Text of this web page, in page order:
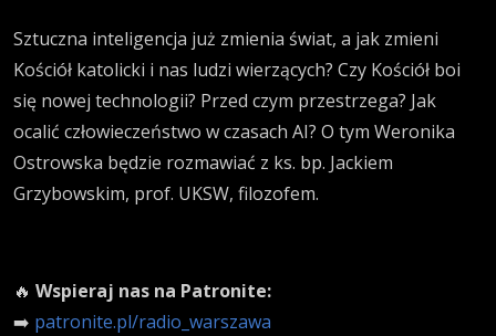
Sztuczna inteligencja już zmienia świat, a jak zmieni
Kościół katolicki i nas ludzi wierzących? Czy Kościół boi
się nowej technologii? Przed czym przestrzega? Jak
ocalić człowieczeństwo w czasach AI? O tym Weronika
Ostrowska będzie rozmawiać z ks. bp. Jackiem
Grzybowskim, prof. UKSW, filozofem.
🔥 Wspieraj nas na Patronite:
➡️ patronite.pl/radio_warszawa